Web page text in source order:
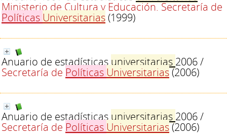
Ministerio de Cultura y Educación. Secretaría de
Políticas Universitarias(1999)
Anuario de estadísticasuniversitarias 2006/
Secretaría de Políticas Universitarias(2006)
Anuario de estadísticasuniversitarias 2006/
Secretaría de Políticas Universitarias(2006)